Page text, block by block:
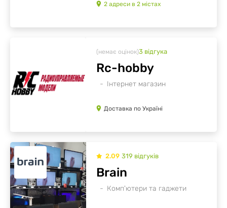
2 адреси в 2 містах
(немає оцінок)3 відгукa
Інтернет магазин
Rc-hobby
Доставка по Україні
2.09 319 відгуків
Комп'ютери та гаджети
Brain